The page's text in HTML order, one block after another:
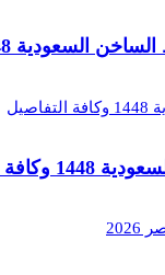
1448 وكافة التفاصيل
التفاصيل